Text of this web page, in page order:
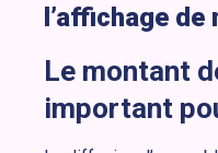
l’affichage
Le montant
important